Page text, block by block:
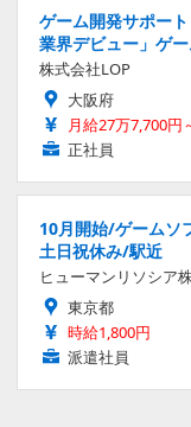
ゲーム開発サポー
業界デビュー」ゲ
株式会社LOP
大阪府
月給27万7,700円
正社員
10月開始/ゲームソ
土日祝休み/駅近
ヒューマンリソシア
東京都
時給1,800円
派遣社員